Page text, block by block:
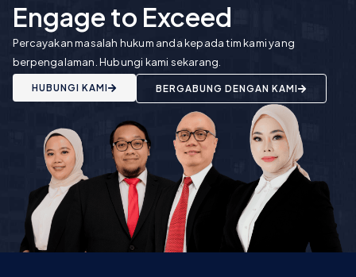
Engage to Exceed
Percayakan masalah hukum anda kepada tim kami yang
berpengalaman. Hubungi kami sekarang.
HUBUNGI KAMI BERGABUNG DENGAN KAMI